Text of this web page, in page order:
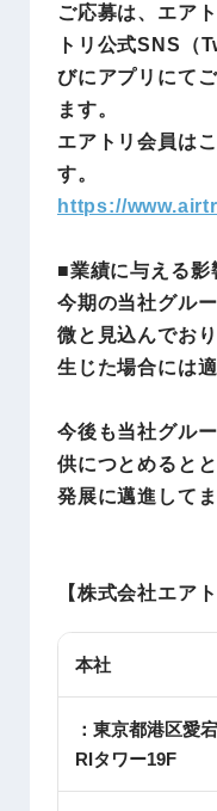
ご応募は、エア
トリ公式SNS（
びにアプリにて
ます。
エアトリ会員は
す。
https://
■業績に与える影
今期の当社グル
微と見込んでお
生じた場合には
今後も当社グル
供につとめると
発展に邁進してま
【株式会社エアト
本社
：東京都港区愛
RIタワー19F